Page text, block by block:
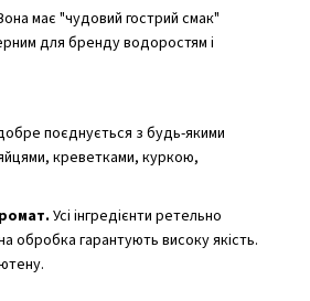
має "чудовий гострий смак"
для бренду водоростям і
поєднується з будь-якими
креветками, куркою,
Усі інгредієнти ретельно
обробка гарантують високу якість.